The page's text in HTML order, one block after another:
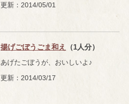
更新：2014/05/01
揚げごぼうごま和え （1人分）
あげたごぼうが、おいしいよ♪
更新：2014/03/17